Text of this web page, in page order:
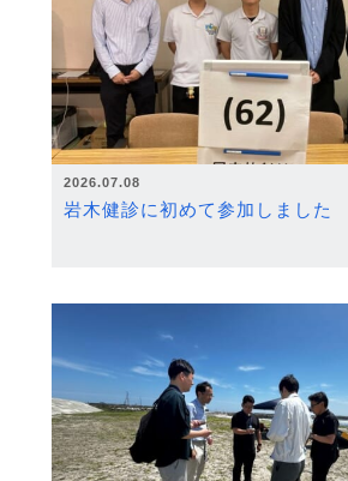
2026.07.08
岩木健診に初めて参加しました